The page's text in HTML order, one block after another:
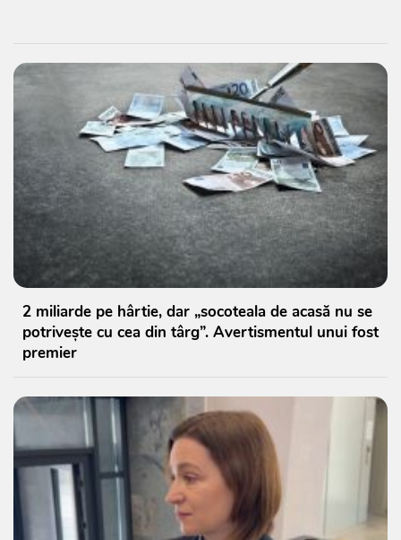
2 miliarde pe hârtie, dar „socoteala de acasă nu se
potrivește cu cea din târg”. Avertismentul unui fost
premier